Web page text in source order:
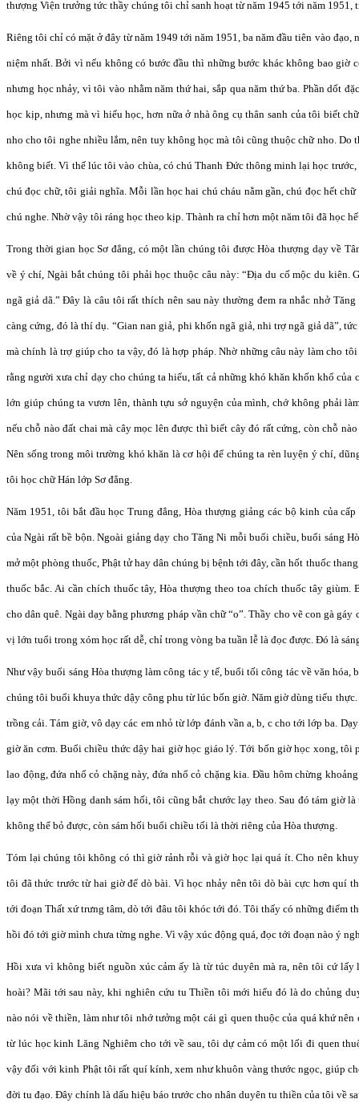
thượng Viện trưởng tức thầy chúng tôi chỉ sanh hoạt từ năm 1945 tới năm 1951,
Riêng tôi chỉ có mặt ở đây từ năm 1949 tới năm 1951, ba năm đầu tiên vào đạo,
niệm nhất. Bởi vì nếu không có bước đầu thì những bước khác không bao giờ
nhưng học nhảy, vì tôi vào nhằm năm thứ hai, sắp qua năm thứ ba. Phần dốt
học kịp, nhưng mà vì hiếu học, hơn nữa ở nhà ông cụ thân sanh của tôi biết
nho cho tôi nghe nhiều lắm, nên tuy không học mà tôi cũng thuộc chữ nho. Do
không biết. Vì thế lúc tôi vào chùa, có chú Thanh Đức thông minh lại học
chú đọc chữ, tôi giải nghĩa. Mỗi lần học hai chú cháu nằm gần, chú đọc hết
chú nghe. Nhờ vậy tôi ráng học theo kịp. Thành ra chỉ hơn một năm tôi đã học
Trong thời gian học Sơ đẳng, có một lần chúng tôi được Hòa thượng dạy về
về ý chí, Ngài bắt chúng tôi phải học thuộc câu này: “Địa du cố mộc du kiên.
ngã giả dã.” Đây là câu tôi rất thích nên sau này thường đem ra nhắc nhở
càng cứng, đó là thí dụ. “Gian nan giả, phi khốn ngã giả, nhi trợ ngã giả dã”,
mà chính là trợ giúp cho ta vậy, đó là hợp pháp. Nhờ những câu này làm cho
rằng người xưa chỉ dạy cho chúng ta hiểu, tất cả những khó khăn khốn khổ của
lớn giúp chúng ta vươn lên, thành tựu sở nguyện của mình, chớ không phải
nếu chỗ nào đất chai mà cây mọc lên được thì biết cây đó rất cứng, còn chỗ
Nên sống trong môi trường khó khăn là cơ hội để chúng ta rèn luyện ý chí,
tôi học chữ Hán lớp Sơ đẳng.
Năm 1951, tôi bắt đầu học Trung đẳng, Hòa thượng giảng các bộ kinh của
của Ngài rất bề bộn. Ngoài giảng dạy cho Tăng Ni mỗi buổi chiều, buổi sáng
mở một phòng thuốc, Phật tử hay dân chúng bị bệnh tới đây, cần hốt thuốc
thuốc bắc. Ai cần chích thuốc tây, Hòa thượng theo toa chích thuốc tây giùm.
cho dân quê. Ngài dạy bằng phương pháp vần chữ “o”. Thầy cho vẽ con gà gáy
vị lớn tuổi trong xóm học rất dễ, chỉ trong vòng ba tuần lễ là đọc được. Đó là
Như vậy buổi sáng Hòa thượng làm công tác y tế, buổi tối công tác về văn hóa,
chúng tôi buổi khuya thức dậy công phu từ lúc bốn giờ. Năm giờ dùng tiểu
trồng cải. Tám giờ, vô dạy các em nhỏ từ lớp đánh vần a, b, c cho tới lớp ba.
giờ ăn cơm. Buổi chiều thức dậy hai giờ học giáo lý. Tới bốn giờ học xong, tôi
lao động, đứa nhổ cỏ chặng này, đứa nhổ cỏ chặng kia. Đầu hôm chừng
lạy một thời Hồng danh sám hối, tôi cũng bắt chước lạy theo. Sau đó tám giờ
không thể bỏ được, còn sám hối buổi chiều tối là thời riêng của Hòa thượng.
Tóm lại chúng tôi không có thì giờ rảnh rỗi và giờ học lại quá ít. Cho nên
tôi đã thức trước từ hai giờ để dò bài. Vì học nhảy nên tôi dò bài cực hơn quí
tới đoạn Thất xứ trưng tâm, dò tới đâu tôi khóc tới đó. Tôi thấy có những điểm
hồi đó tới giờ mình chưa từng nghe. Vì vậy xúc động quá, đọc tới đoạn nào ý
Hồi xưa vì không biết nguồn xúc cảm ấy là từ túc duyên mà ra, nên tôi cứ
hoài? Mãi tới sau này, khi nghiên cứu tu Thiền tôi mới hiểu đó là do chủng
nào nói về thiền, làm như tôi nhớ tưởng một cái gì quen thuộc của quá khứ
từ lúc học kinh Lăng Nghiêm cho tới về sau, tôi dự cảm có một lối đi quen
vậy đối với kinh Phật tôi rất quí kính, xem như khuôn vàng thước ngọc, giúp
đời tu đạo. Đây chính là dấu hiệu báo trước cho nhân duyên tu thiền của tôi về